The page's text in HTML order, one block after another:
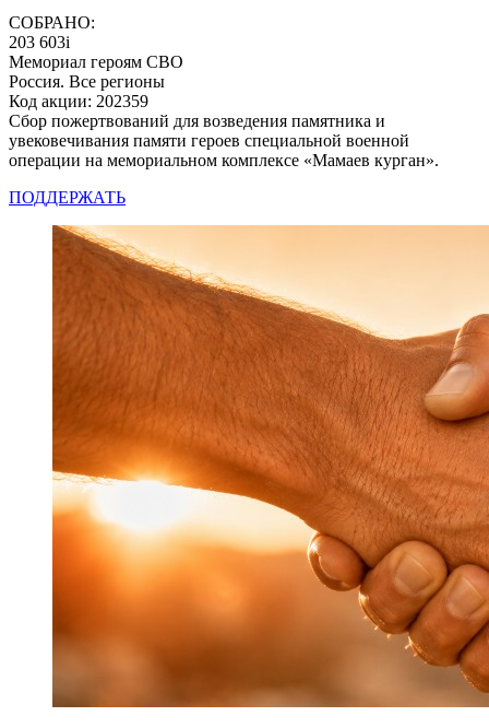
СОБРАНО:
203 603i
Мемориал героям СВО
Россия. Все регионы
Код акции: 202359
Сбор пожертвований для возведения памятника и
увековечивания памяти героев специальной военной
операции на мемориальном комплексе «Мамаев курган».
ПОДДЕРЖАТЬ